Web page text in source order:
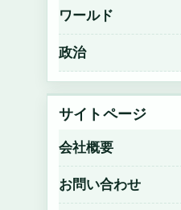
ワールド
政治
サイトページ
会社概要
お問い合わせ